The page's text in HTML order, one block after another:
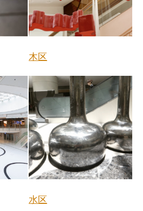
木区
水区